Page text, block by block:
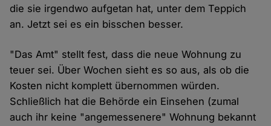
die sie irgendwo aufgetan hat, unter dem Teppich
an. Jetzt sei es ein bisschen besser.
"Das Amt" stellt fest, dass die neue Wohnung zu
teuer sei. Über Wochen sieht es so aus, als ob die
Kosten nicht komplett übernommen würden.
Schließlich hat die Behörde ein Einsehen (zumal
auch ihr keine "angemessenere" Wohnung bekannt